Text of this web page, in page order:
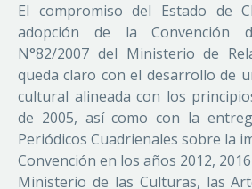
El compromiso del Estado de
adopción de la Convención
N°82/2007 del Ministerio de
queda claro con el desarrollo de
cultural alineada con los
de 2005, así como con la
Periódicos Cuadrienales sobre la
Convención en los años 2012,
Ministerio de las Culturas, las